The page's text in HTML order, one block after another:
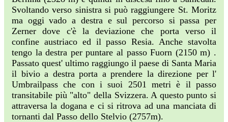
Svoltando verso sinistra si può raggiungere St. Moritz
ma oggi vado a destra e sul percorso si passa per
Zerner dove c'è la deviazione che porta verso il
confine austriaco ed il passo Resia. Anche stavolta
tengo la destra per puntare al passo Fuorn (2150 m) .
Passato quest' ultimo raggiungo il paese di Santa Maria
il bivio a destra porta a prendere la direzione per l'
Umbrailpass che con i suoi 2501 metri è il passo
transitabile più "alto" della Svizzera. A questo punto si
attraversa la dogana e ci si ritrova ad una manciata di
tornanti dal Passo dello Stelvio (2757m).